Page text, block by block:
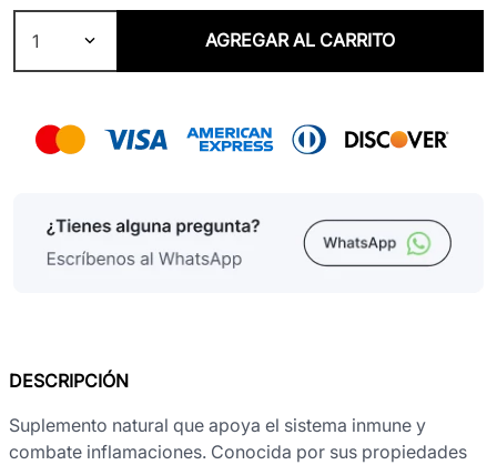
1 AGREGAR AL CARRITO
DESCRIPCIÓN
Suplemento natural que apoya el sistema inmune y
combate inflamaciones. Conocida por sus propiedades